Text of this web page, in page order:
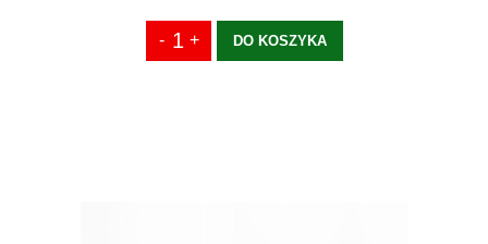
DO KOSZYKA